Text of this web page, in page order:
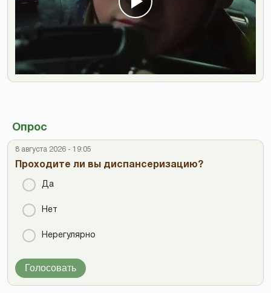
Опрос
8 августа 2026 - 19:05
Проходите ли вы диспансеризацию?
Да
Нет
Нерегулярно
Голосовать